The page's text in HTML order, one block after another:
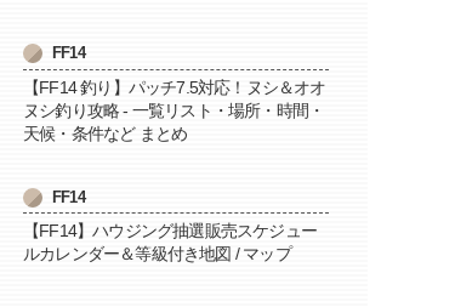
FF14
【FF14 釣り】パッチ7.5対応！ヌシ＆オオ
ヌシ釣り攻略 - 一覧リスト・場所・時間・
天候・条件など まとめ
FF14
【FF14】ハウジング抽選販売スケジュー
ルカレンダー＆等級付き地図 / マップ